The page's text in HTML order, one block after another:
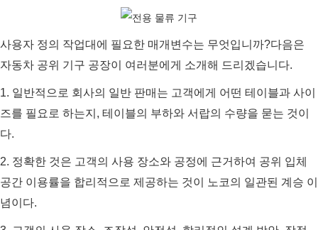
사용자 정의 작업대에 필요한 매개변수는 무엇입니까?다음은
자동차 공위 기구 공장이 여러분에게 소개해 드리겠습니다.
1. 일반적으로 회사의 일반 판매는 고객에게 어떤 테이블과 사이
즈를 필요로 하는지, 테이블의 부하와 서랍의 수량을 묻는 것이
다.
2. 정확한 것은 고객의 사용 장소와 공정에 근거하여 공위 입체
공간 이용률을 합리적으로 제공하는 것이 노코의 일관된 계승 이
념이다.